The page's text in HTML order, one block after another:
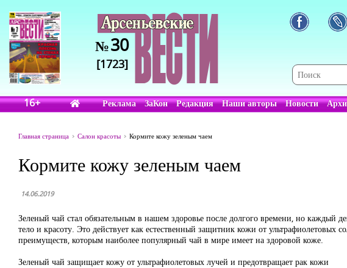
№30
[1723]
16+ Реклама ЗаКон Редакция Наши авторы Новости
Главная страница Салон красоты Кормите кожу зеленым чаем
Кормите кожу зеленым чаем
14.06.2019
Зеленый чай стал обязательным в нашем здоровье после долгого времени, но каждый
тело и красоту. Это действует как естественный защитник кожи от
преимуществ, которым наиболее популярный чай в мире имеет на здоровой коже.
Зеленый чай защищает кожу от ультрафиолетовых лучей и предотвращает рак кожи